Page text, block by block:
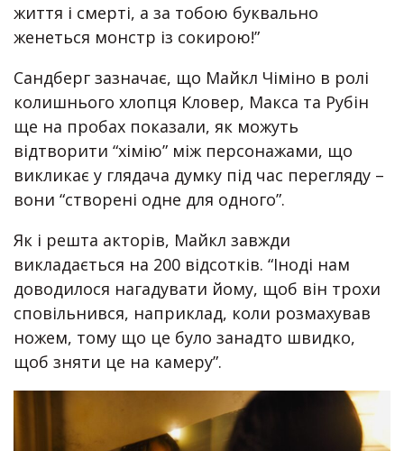
життя і смерті, а за тобою буквально
женеться монстр із сокирою!”
Сандберг зазначає, що Майкл Чіміно в ролі
колишнього хлопця Кловер, Макса та Рубін
ще на пробах показали, як можуть
відтворити “хімію” між персонажами, що
викликає у глядача думку під час перегляду –
вони “створені одне для одного”.
Як і решта акторів, Майкл завжди
викладається на 200 відсотків. “Іноді нам
доводилося нагадувати йому, щоб він трохи
сповільнився, наприклад, коли розмахував
ножем, тому що це було занадто швидко,
щоб зняти це на камеру”.